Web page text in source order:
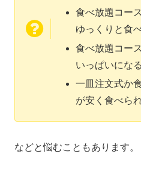
食べ放題コー
ゆっくりと食
食べ放題コー
いっぱいになる
一皿注文式か
が安く食べら
などと悩むこともあります。